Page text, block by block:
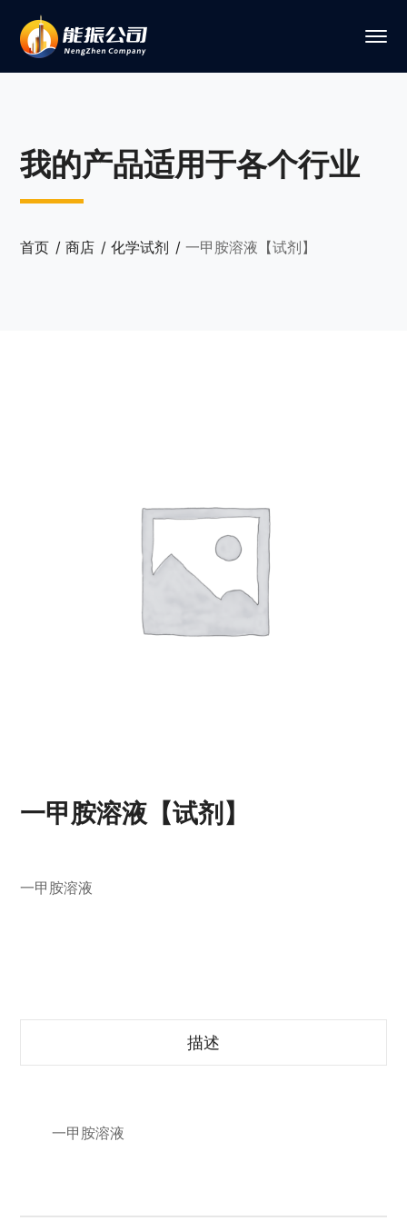
我的产品适用于各个行业
首页 商店 化学试剂 一甲胺溶液【试剂】
一甲胺溶液【试剂】
一甲胺溶液
描述
一甲胺溶液